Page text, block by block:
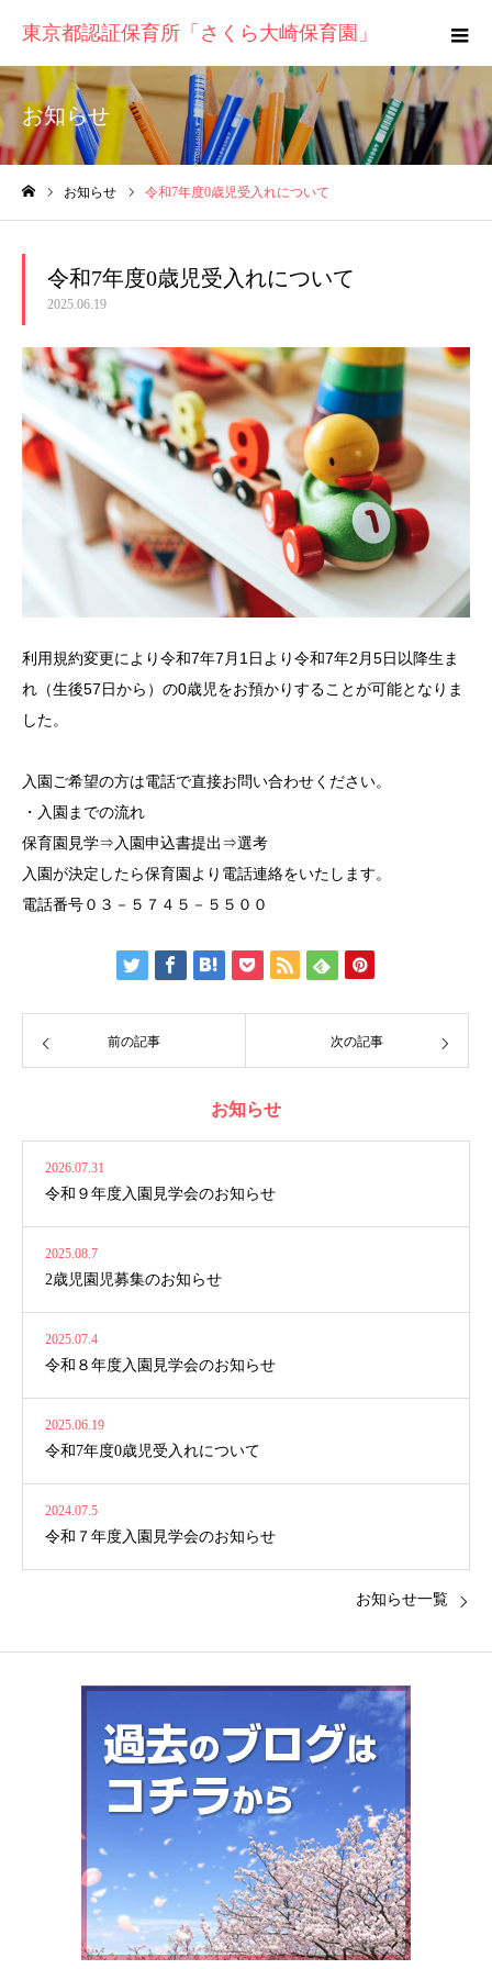
東京都認証保育所「さくら大崎保育園」
お知らせ
お知らせ 令和7年度0歳児受入れについて
令和7年度0歳児受入れについて
2025.06.19
利用規約変更により令和7年7月1日より令和7年2月5日以降生ま
れ（生後57日から）の0歳児をお預かりすることが可能となりま
した。
入園ご希望の方は電話で直接お問い合わせください。
・入園までの流れ
保育園見学⇒入園申込書提出⇒選考
入園が決定したら保育園より電話連絡をいたします。
電話番号０３－５７４５－５５００
前の記事 次の記事
お知らせ
2026.07.31
令和９年度入園見学会のお知らせ
2025.08.7
2歳児園児募集のお知らせ
2025.07.4
令和８年度入園見学会のお知らせ
2025.06.19
令和7年度0歳児受入れについて
2024.07.5
令和７年度入園見学会のお知らせ
お知らせ一覧